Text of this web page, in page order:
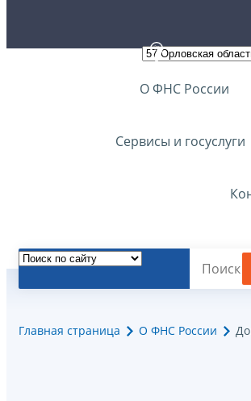
О ФНС России
Сервисы и госуслуги
Главная страница О ФНС России